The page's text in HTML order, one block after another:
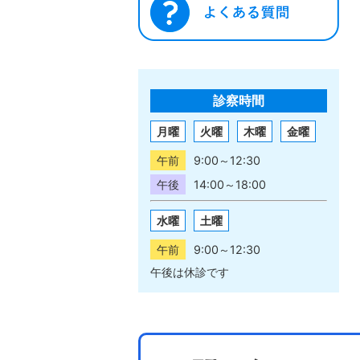
診察時間
月曜 火曜 木曜 金曜
午前
9:00～12:30
午後
14:00～18:00
水曜 土曜
午前
9:00～12:30
午後は休診です